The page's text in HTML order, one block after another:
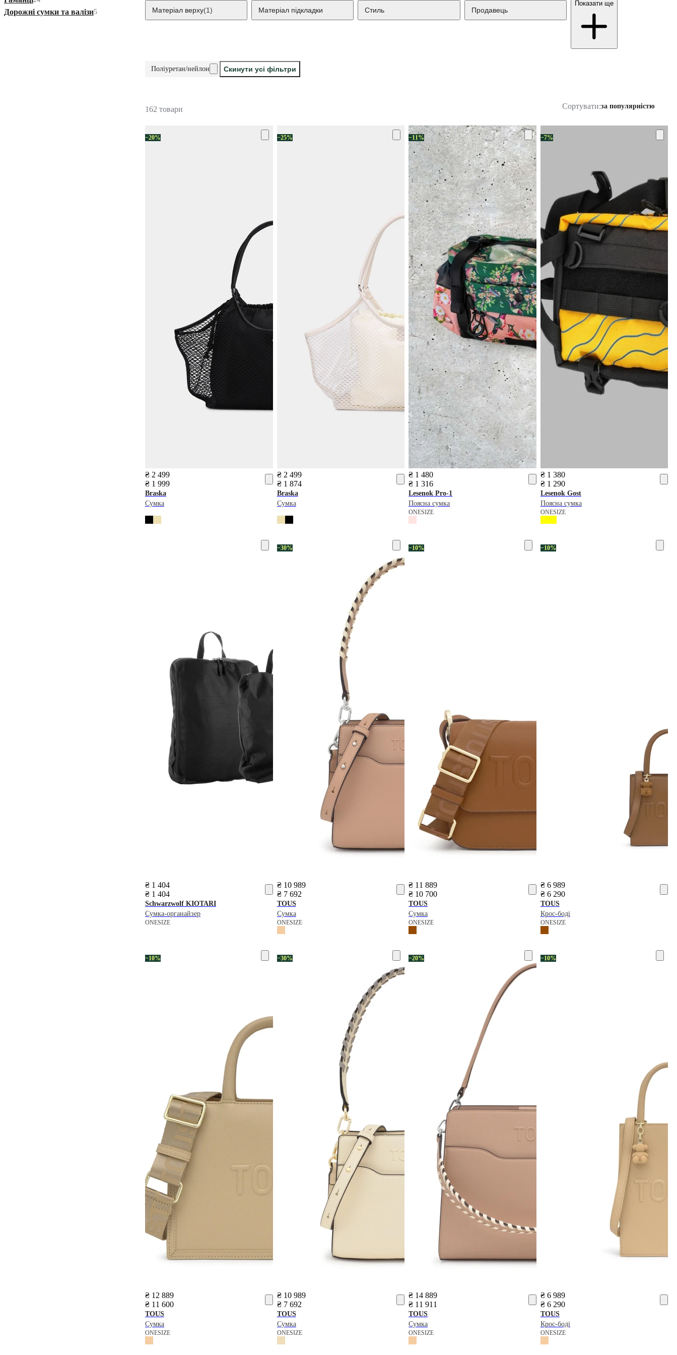
Дорожні сумки та валізи5 Матеріал верху(1) Матеріал підкладки Стиль Продавець
Показати ще
Поліуретан/нейлон Скинути усі фільтри
162 товари Сортувати:за популярністю
−20%
₴ 2 499
₴ 1 999
Braska
Сумка
−25%
₴ 2 499
₴ 1 874
Braska
Сумка
−11%
₴ 1 480
₴ 1 316
Lesenok Pro-1
Поясна сумка
ONESIZE
−7%
₴ 1 380
₴ 1 290
LesenokGost
Поясна сумка
ONESIZE
₴ 1 404
₴ 1 404
Schwarzwolf KIOTARI
Сумка-органайзер
ONESIZE
−30%
₴ 10 989
₴ 7 692
TOUS
Сумка
ONESIZE
−10%
₴ 11 889
₴ 10 700
TOUS
Сумка
ONESIZE
−10%
₴ 6 989
₴ 6 290
TOUS
Крос-боді
ONESIZE
−10%
₴ 12 889
₴ 11 600
TOUS
Сумка
ONESIZE
−30%
₴ 10 989
₴ 7 692
TOUS
Сумка
ONESIZE
−20%
₴ 14 889
₴ 11 911
TOUS
Сумка
ONESIZE
−10%
₴ 6 989
₴ 6 290
TOUS
Крос-боді
ONESIZE